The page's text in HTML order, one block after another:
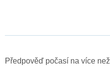
Předpověď počasí na více